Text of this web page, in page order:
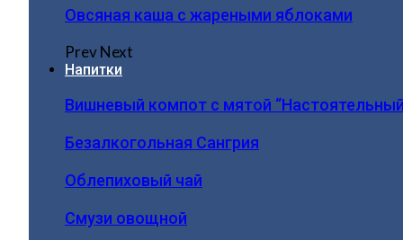
Овсяная каша с жареными яблоками
PrevNext
Напитки
Вишневый компот с мятой
Безалкогольная Сангрия
Облепиховый чай
Смузи овощной